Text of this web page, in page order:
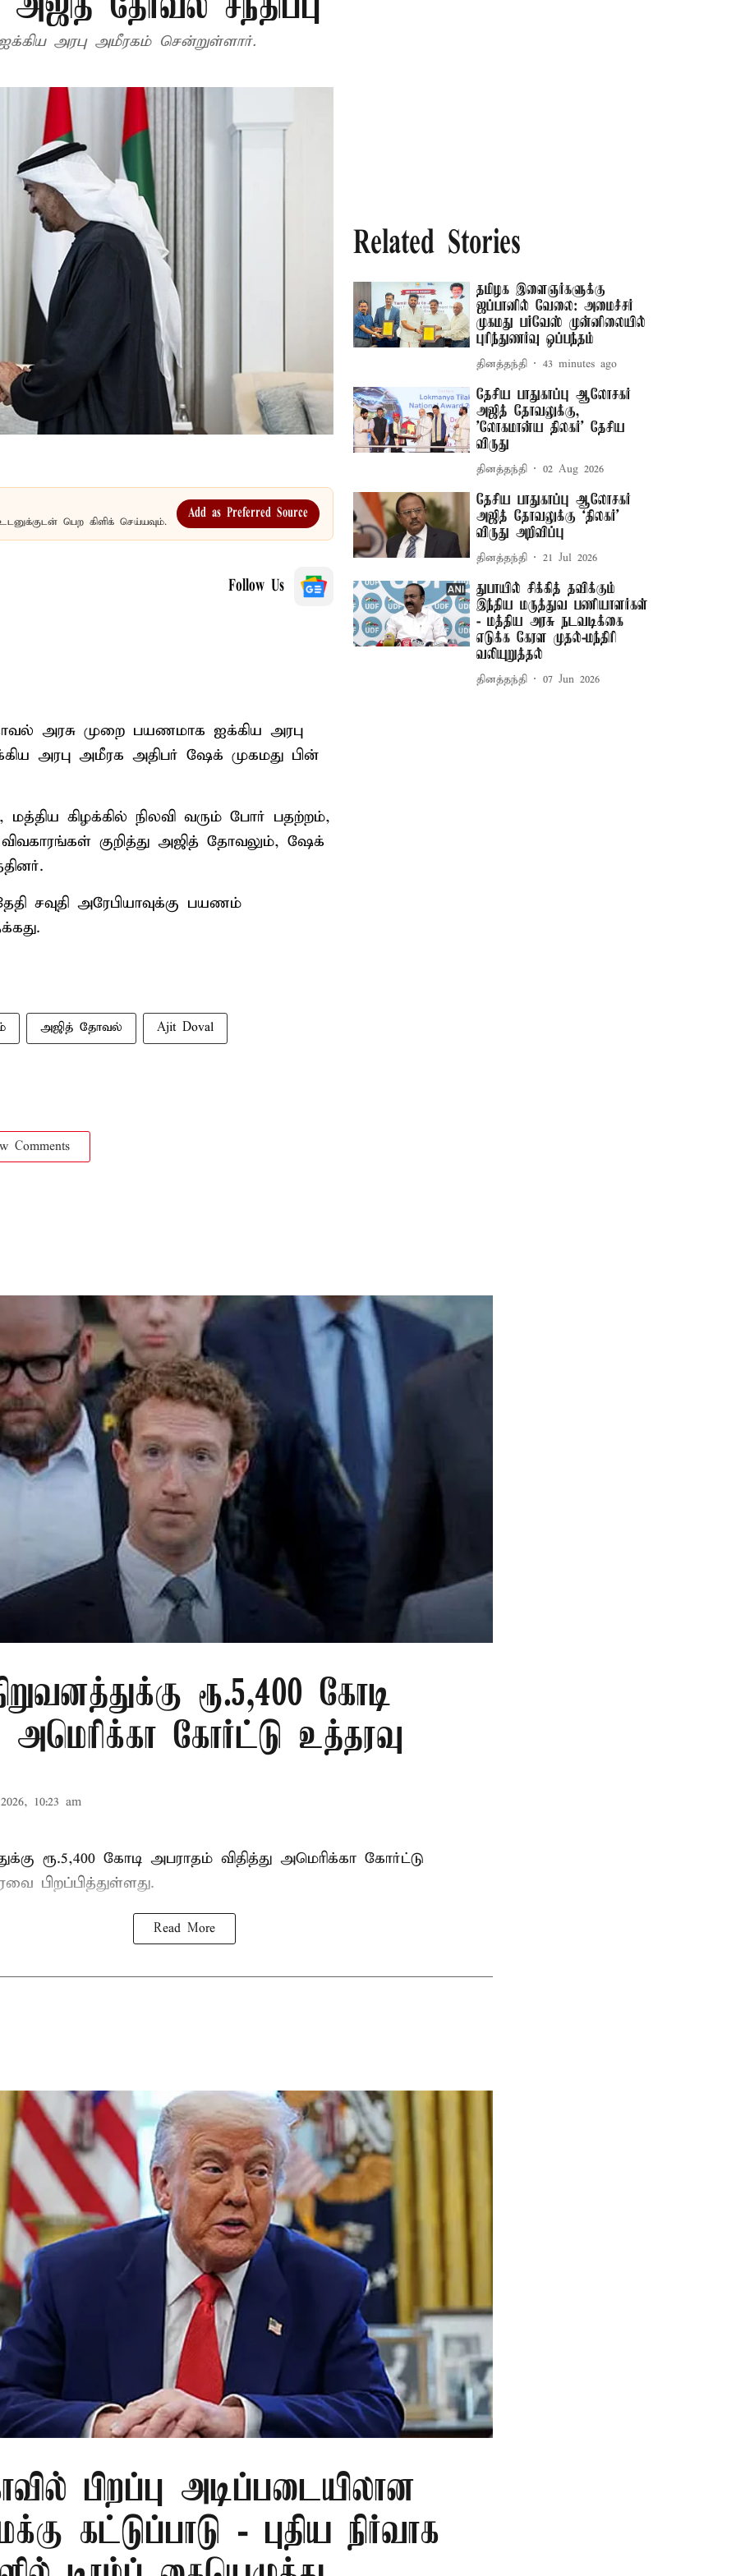
அரபு அமீரகம் சென்றுள்ளார்.
பெற கிளிக் செய்யவும்.
Add as Preferred Source
Follow Us
அரசு முறை பயணமாக ஐக்கிய அரபு
அரபு அமீரக அதிபர் ஷேக் முகமது பின்
மத்திய கிழக்கில் நிலவி வரும் போர் பதற்றம்,
குறித்து அஜித் தோவலும், ஷேக்
சவுதி அரேபியாவுக்கு பயணம்
அஜித் தோவல் Ajit Doval
Comments
Related Stories
தமிழக இளைஞர்களுக்கு
ஜப்பானில் வேலை: அமைச்சர்
முகமது பர்வேஸ் முன்னிலையில்
புரிந்துணர்வு ஒப்பந்தம்
தினத்தந்தி 43 minutes ago
தேசிய பாதுகாப்பு ஆலோசகர்
அஜித் தோவலுக்கு,
'லோகமான்ய திலகர்' தேசிய
விருது
தினத்தந்தி 02 Aug 2026
தேசிய பாதுகாப்பு ஆலோசகர்
அஜித் தோவலுக்கு ‘திலகர்’
விருது அறிவிப்பு
தினத்தந்தி 21 Jul 2026
துபாயில் சிக்கித் தவிக்கும்
இந்திய மருத்துவ பணியாளர்கள்
- மத்திய அரசு நடவடிக்கை
எடுக்க கேரள முதல்-மந்திரி
வலியுறுத்தல்
தினத்தந்தி 07 Jun 2026
ரூ.5,400 கோடி
கோர்ட்டு உத்தரவு
10:23 am
ரூ.5,400 கோடி அபராதம் விதித்து அமெரிக்கா கோர்ட்டு
பிறப்பித்துள்ளது.
Read More
பிறப்பு அடிப்படையிலான
கட்டுப்பாடு - புதிய நிர்வாக